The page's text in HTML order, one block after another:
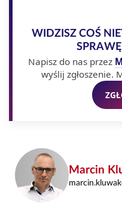
WIDZISZ COŚ
Napisz do nas przez
wyślij zgłoszenie.
Marcin